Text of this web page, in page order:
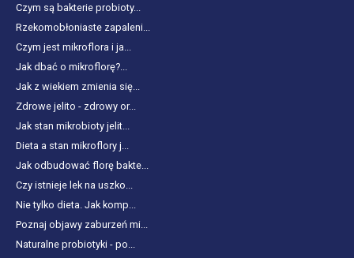
Czym są bakterie probioty...
Rzekomobłoniaste zapaleni...
Czym jest mikroflora i ja...
Jak dbać o mikroflorę?...
Jak z wiekiem zmienia się...
Zdrowe jelito - zdrowy or...
Jak stan mikrobioty jelit...
Dieta a stan mikroflory j...
Jak odbudować florę bakte...
Czy istnieje lek na uszko...
Nie tylko dieta. Jak komp...
Poznaj objawy zaburzeń mi...
Naturalne probiotyki - po...